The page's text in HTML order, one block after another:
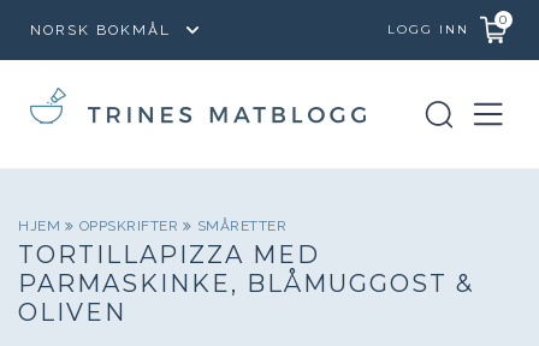
LOGG INN
0
HJEM OPPSKRIFTER SMÅRETTER
TORTILLAPIZZA MED
PARMASKINKE, BLÅMUGGOST &
OLIVEN